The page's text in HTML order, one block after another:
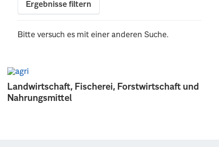
Landwirtschaft, Fischerei, Forstwirtschaft und
Nahrungsmittel
Ergebnisse filtern
Bitte versuch es mit einer anderen Suche.